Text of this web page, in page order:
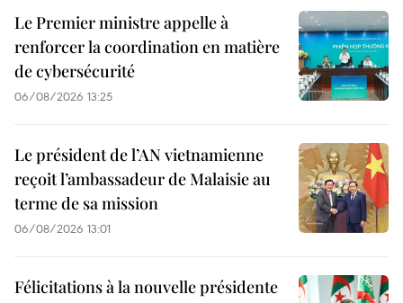
Le Premier ministre appelle à
renforcer la coordination en matière
de cybersécurité
06/08/2026 13:25
Le président de l’AN vietnamienne
reçoit l’ambassadeur de Malaisie au
terme de sa mission
06/08/2026 13:01
Félicitations à la nouvelle présidente